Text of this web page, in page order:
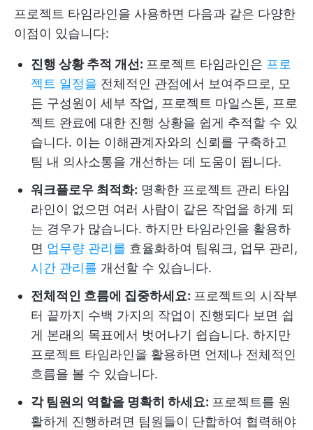
프로젝트 타임라인을 사용하면 다음과 같은 다양한
이점이 있습니다:
진행 상황 추적 개선: 프로젝트 타임라인은 프로
젝트 일정을 전체적인 관점에서 보여주므로, 모
든 구성원이 세부 작업, 프로젝트 마일스톤, 프로
젝트 완료에 대한 진행 상황을 쉽게 추적할 수 있
습니다. 이는 이해관계자와의 신뢰를 구축하고
팀 내 의사소통을 개선하는 데 도움이 됩니다.
워크플로우 최적화: 명확한 프로젝트 관리 타임
라인이 없으면 여러 사람이 같은 작업을 하게 되
는 경우가 많습니다. 하지만 타임라인을 활용하
면 업무량 관리를 효율화하여 팀워크, 업무 관리,
시간 관리를 개선할 수 있습니다.
전체적인 흐름에 집중하세요: 프로젝트의 시작부
터 끝까지 수백 가지의 작업이 진행되다 보면 쉽
게 본래의 목표에서 벗어나기 쉽습니다. 하지만
프로젝트 타임라인을 활용하면 언제나 전체적인
흐름을 볼 수 있습니다.
각 팀원의 역할을 명확히 하세요: 프로젝트를 원
활하게 진행하려면 팀원들이 단합하여 협력해야